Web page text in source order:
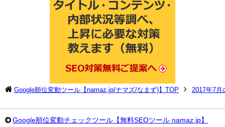
Google順位変動ツール【namaz.jp(ナマズ/なまず)】TOP 2017年7月
Google順位変動チェックツール【無料SEOツール namaz.jp】